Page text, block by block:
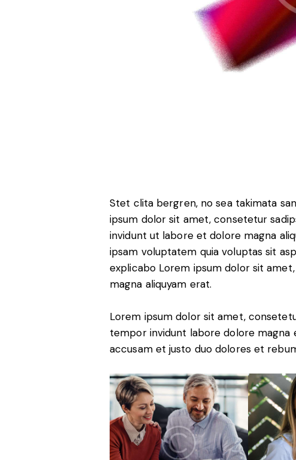
Stet clita bergren, no sea takimata
ipsum dolor sit amet, consetetur
invidunt ut labore et dolore magna
ipsam voluptatem quia voluptas sit
explicabo Lorem ipsum dolor sit
magna aliquyam erat.
Lorem ipsum dolor sit amet,
tempor invidunt labore dolore magna
accusam et justo duo dolores et